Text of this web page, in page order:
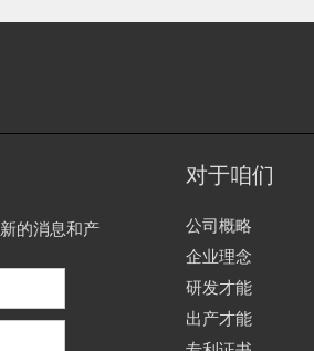
的消息和产
对于咱们
公司概略
企业理念
研发才能
出产才能